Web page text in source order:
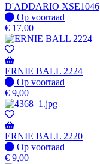
D'ADDARIO XSE1046
Op
voorraad
Op voorraad
€ 17,00
ERNIE BALL 2224
Op
voorraad
Op voorraad
€ 9,00
ERNIE BALL 2220
Op
voorraad
Op voorraad
€ 9,00